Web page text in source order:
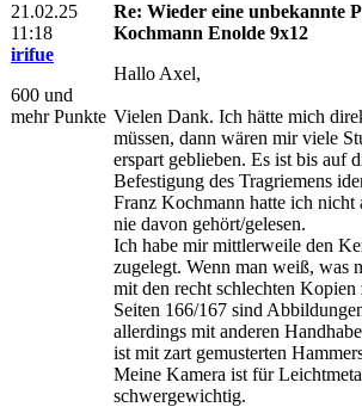
21.02.25
11:18
irifue
600 und
mehr Punkte
Re: Wieder eine unbekannte
Kochmann Enolde 9x12
Hallo Axel,
Vielen Dank. Ich hätte mich
müssen, dann wären mir viele
erspart geblieben. Es ist bis auf
Befestigung des Tragriemens
Franz Kochmann hatte ich nicht
nie davon gehört/gelesen.
Ich habe mir mittlerweile den
zugelegt. Wenn man weiß, was
mit den recht schlechten
Seiten 166/167 sind
allerdings mit anderen
ist mit zart gemusterten
Meine Kamera ist für
schwergewichtig.